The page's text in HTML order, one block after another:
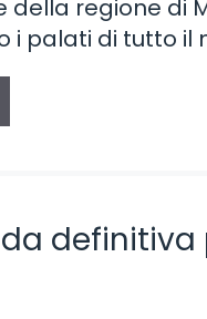
della regione di
i palati di tutto il
definitiva